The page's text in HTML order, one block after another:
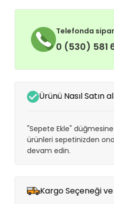
Telefonda
0 (530) 581
Ürünü Nasıl Satın
"Sepete Ekle"
ürünleri sepetinizden
devam edin.
Kargo Seçeneği